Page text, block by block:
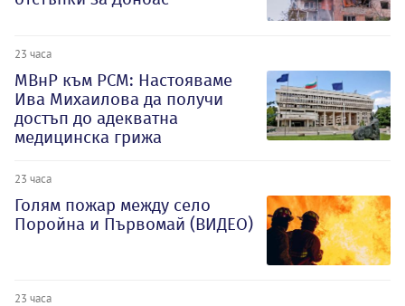
23 часа
МВнР към РСМ: Настояваме
Ива Михаилова да получи
достъп до адекватна
медицинска грижа
23 часа
Голям пожар между село
Поройна и Първомай (ВИДЕО)
23 часа